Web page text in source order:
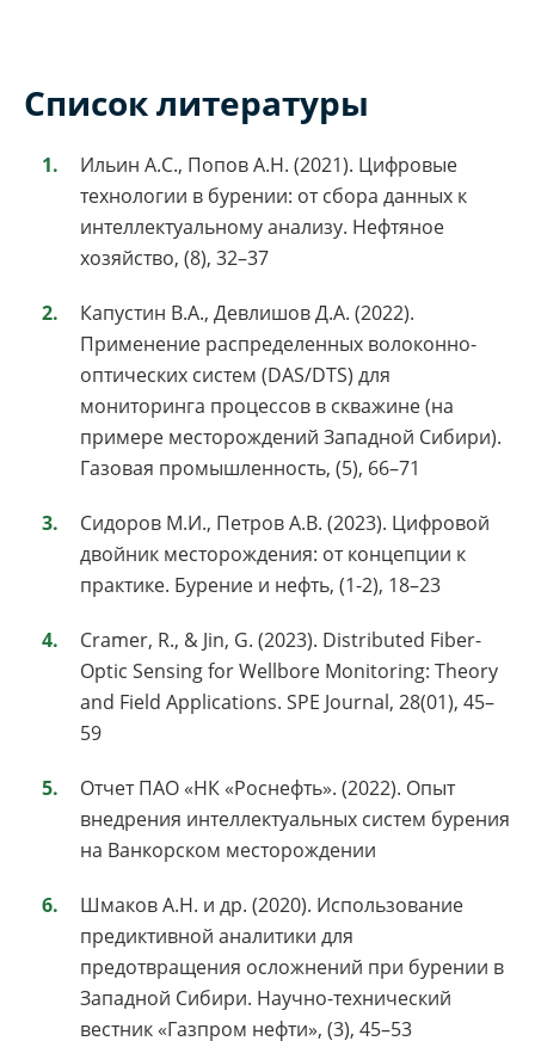
Список литературы
Ильин А.С., Попов А.Н. (2021). Цифровые
технологии в бурении: от сбора данных к
интеллектуальному анализу. Нефтяное
хозяйство, (8), 32–37
Капустин В.А., Девлишов Д.А. (2022).
Применение распределенных волоконно-
оптических систем (DAS/DTS) для
мониторинга процессов в скважине (на
примере месторождений Западной Сибири).
Газовая промышленность, (5), 66–71
Сидоров М.И., Петров А.В. (2023). Цифровой
двойник месторождения: от концепции к
практике. Бурение и нефть, (1-2), 18–23
Cramer, R., & Jin, G. (2023). Distributed Fiber-
Optic Sensing for Wellbore Monitoring: Theory
and Field Applications. SPE Journal, 28(01), 45–
59
Отчет ПАО «НК «Роснефть». (2022). Опыт
внедрения интеллектуальных систем бурения
на Ванкорском месторождении
Шмаков А.Н. и др. (2020). Использование
предиктивной аналитики для
предотвращения осложнений при бурении в
Западной Сибири. Научно-технический
вестник «Газпром нефти», (3), 45–53